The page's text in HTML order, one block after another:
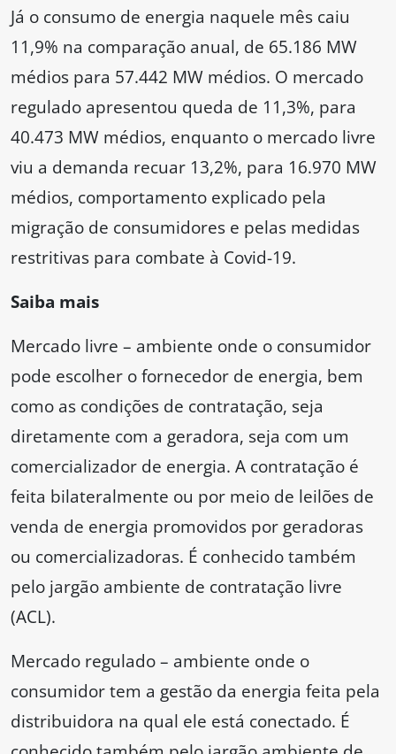
Já o consumo de energia naquele mês caiu
11,9% na comparação anual, de 65.186 MW
médios para 57.442 MW médios. O mercado
regulado apresentou queda de 11,3%, para
40.473 MW médios, enquanto o mercado livre
viu a demanda recuar 13,2%, para 16.970 MW
médios, comportamento explicado pela
migração de consumidores e pelas medidas
restritivas para combate à Covid-19.
Saiba mais
Mercado livre – ambiente onde o consumidor
pode escolher o fornecedor de energia, bem
como as condições de contratação, seja
diretamente com a geradora, seja com um
comercializador de energia. A contratação é
feita bilateralmente ou por meio de leilões de
venda de energia promovidos por geradoras
ou comercializadoras. É conhecido também
pelo jargão ambiente de contratação livre
(ACL).
Mercado regulado – ambiente onde o
consumidor tem a gestão da energia feita pela
distribuidora na qual ele está conectado. É